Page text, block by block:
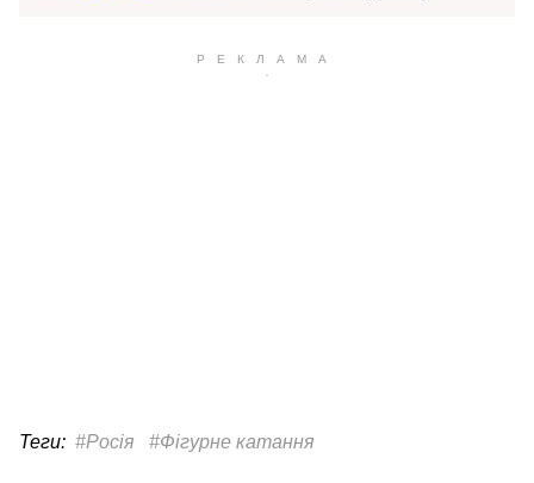
Теги: #Росія #Фігурне катання